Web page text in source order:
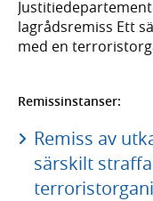
lagrådsremiss Ett
med en
Remissinstanser:
Remiss av
särskilt